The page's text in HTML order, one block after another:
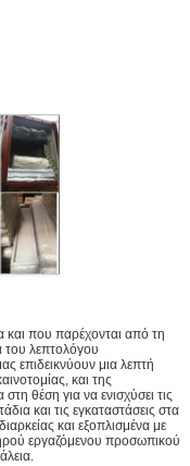
και που παρέχονται από τη
του λεπτολόγου
επιδεικνύουν μια λεπτή
και της
θέση για να ενισχύσει τις
και τις εγκαταστάσεις στα
και εξοπλισμένα με
εργαζόμενου προσωπικού